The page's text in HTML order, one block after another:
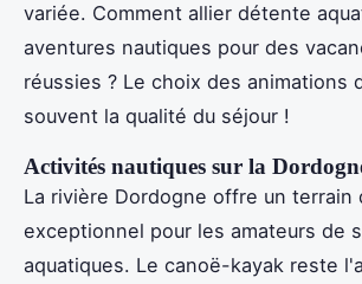
variée. Comment allier détente
aventures nautiques pour des
réussies ? Le choix des animations
souvent la qualité du séjour !
Activités nautiques sur la
La rivière Dordogne offre un terrain
exceptionnel pour les amateurs de
aquatiques. Le canoë-kayak reste